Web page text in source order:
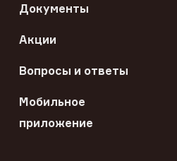
Документы
Акции
Вопросы и ответы
Мобильное
приложение